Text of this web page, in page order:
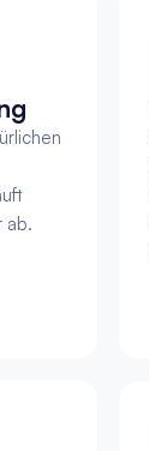
ab.